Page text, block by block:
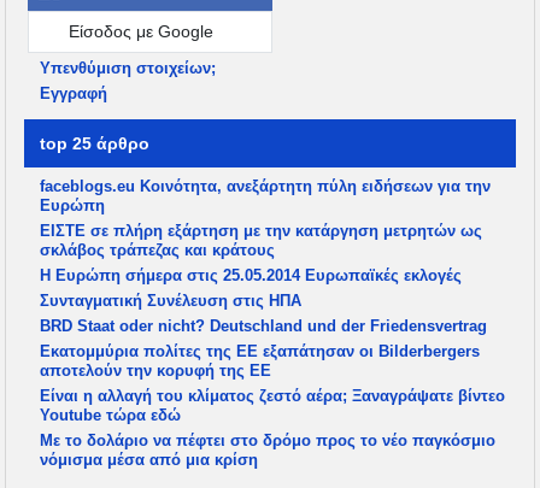
Είσοδος με Google
Υπενθύμιση στοιχείων;
Εγγραφή
top 25 άρθρο
faceblogs.eu Κοινότητα, ανεξάρτητη πύλη ειδήσεων για την
Ευρώπη
ΕΙΣΤΕ σε πλήρη εξάρτηση με την κατάργηση μετρητών ως
σκλάβος τράπεζας και κράτους
Η Ευρώπη σήμερα στις 25.05.2014 Ευρωπαϊκές εκλογές
Συνταγματική Συνέλευση στις ΗΠΑ
BRD Staat oder nicht? Deutschland und der Friedensvertrag
Εκατομμύρια πολίτες της ΕΕ εξαπάτησαν οι Bilderbergers
αποτελούν την κορυφή της ΕΕ
Είναι η αλλαγή του κλίματος ζεστό αέρα; Ξαναγράψατε βίντεο
Youtube τώρα εδώ
Με το δολάριο να πέφτει στο δρόμο προς το νέο παγκόσμιο
νόμισμα μέσα από μια κρίση